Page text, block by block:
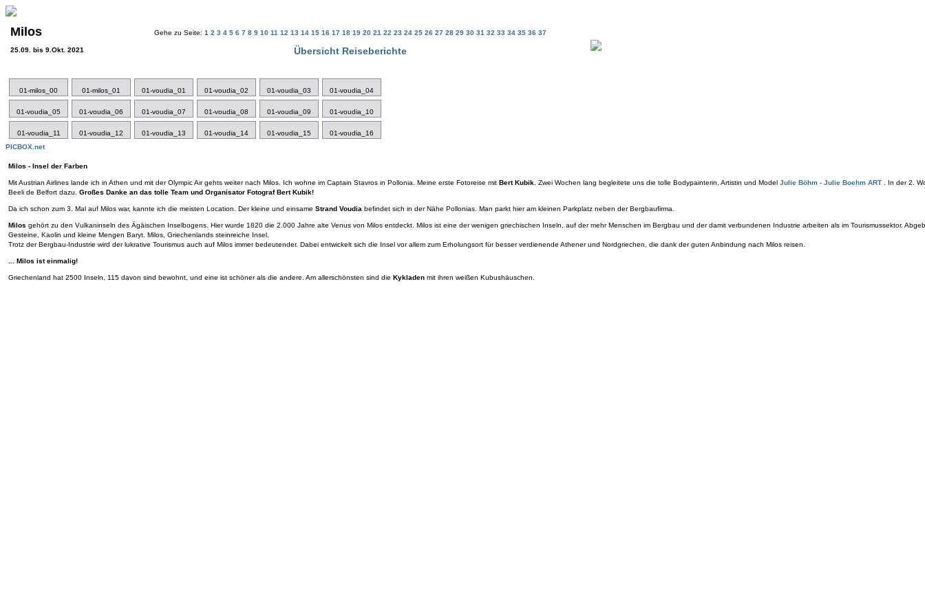
Milos
25.09. bis 9.Okt. 2021
Gehe zu Seite: 1 2 3 4 5 6 7 8 9 10 11 12 13 14 15 16 17 18 19 20 21 22 23 24 25 26 27 28 29 30 31 32 33 34 35 36 37
Übersicht Reiseberichte
01-milos_00 01-milos_01 01-voudia_01 01-voudia_02 01-voudia_03 01-voudia_04
01-voudia_05 01-voudia_06 01-voudia_07 01-voudia_08 01-voudia_09 01-voudia_10
01-voudia_11 01-voudia_12 01-voudia_13 01-voudia_14 01-voudia_15
01-voudia_16
PICBOX.net
Milos - Insel der Farben
Mit Austrian Airlines lande ich in Athen und mit der Olympic Air gehts weiter nach Milos. Ich wohne im Captain Stavros in Pollonia. Meine erste Fotoreise mit Bert Kubik . Zwei Wochen lang begleitete uns die tolle Bodypainterin, Artistin und Model Julie Böhm - Julie Boehm ART
. In der 2.
Beeli de Belfort dazu. Großes Danke an das tolle Team und Organisator Fotograf Bert Kubik!
Da ich schon zum 3. Mal auf Milos war, kannte ich die meisten Location. Der kleine und einsame Strand Voudia befindet sich in der Nähe Pollonias. Man parkt hier am kleinen Parkplatz neben der Bergbaufirma.
Milos gehört zu den Vulkaninseln des Ägäischen Inselbogens. Hier wurde 1820 die 2.000 Jahre alte Venus von Milos entdeckt. Milos ist eine der wenigen griechischen Inseln, auf der mehr Menschen im Bergbau und der damit verbundenen Industrie arbeiten als im Tourismussektor.
Gesteine, Kaolin und kleine Mengen Baryt. Milos, Griechenlands steinreiche Insel.
Trotz der Bergbau-Industrie wird der lukrative Tourismus auch auf Milos immer bedeutender. Dabei entwickelt sich die Insel vor allem zum Erholungsort für besser verdienende Athener und Nordgriechen, die dank der guten Anbindung nach Milos reisen.
... Milos ist einmalig!
Griechenland hat 2500 Inseln, 115 davon sind bewohnt, und eine ist schöner als die andere. Am allerschönsten sind die Kykladen mit ihren weißen Kubushäuschen.